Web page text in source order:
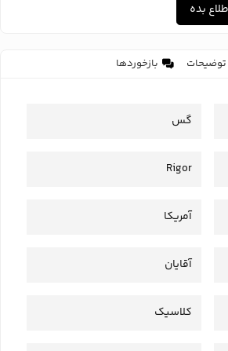
بده
توضیحات بازخوردها
گس
Rigor
آمریکا
آقایان
کلاسیک